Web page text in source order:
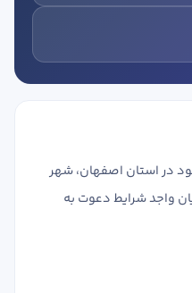
در استان اصفهان، شهر
واجد شرایط دعوت به
حسابداری
حرفه ای